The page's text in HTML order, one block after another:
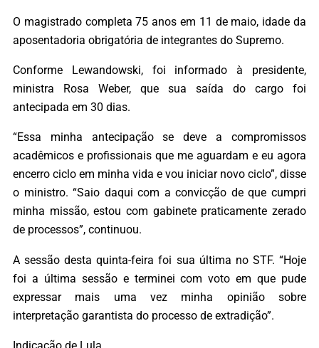
O magistrado completa 75 anos em 11 de maio, idade da
aposentadoria obrigatória de integrantes do Supremo.
Conforme Lewandowski, foi informado à presidente,
ministra Rosa Weber, que sua saída do cargo foi
antecipada em 30 dias.
“Essa minha antecipação se deve a compromissos
acadêmicos e profissionais que me aguardam e eu agora
encerro ciclo em minha vida e vou iniciar novo ciclo”, disse
o ministro. “Saio daqui com a convicção de que cumpri
minha missão, estou com gabinete praticamente zerado
de processos”, continuou.
A sessão desta quinta-feira foi sua última no STF. “Hoje
foi a última sessão e terminei com voto em que pude
expressar mais uma vez minha opinião sobre
interpretação garantista do processo de extradição”.